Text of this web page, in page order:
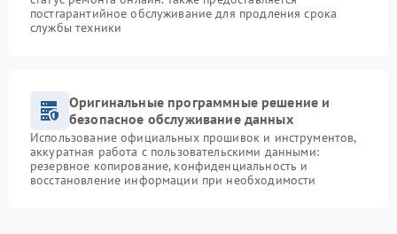
постгарантийное обслуживание для продления срока
службы техники
Оригинальные программные решение и
безопасное обслуживание данных
Использование официальных прошивок и инструментов,
аккуратная работа с пользовательскими данными:
резервное копирование, конфиденциальность и
восстановление информации при необходимости